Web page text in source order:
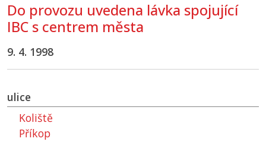
Do provozu uvedena lávka spojující
IBC s centrem města
9. 4. 1998
ulice
Koliště
Příkop